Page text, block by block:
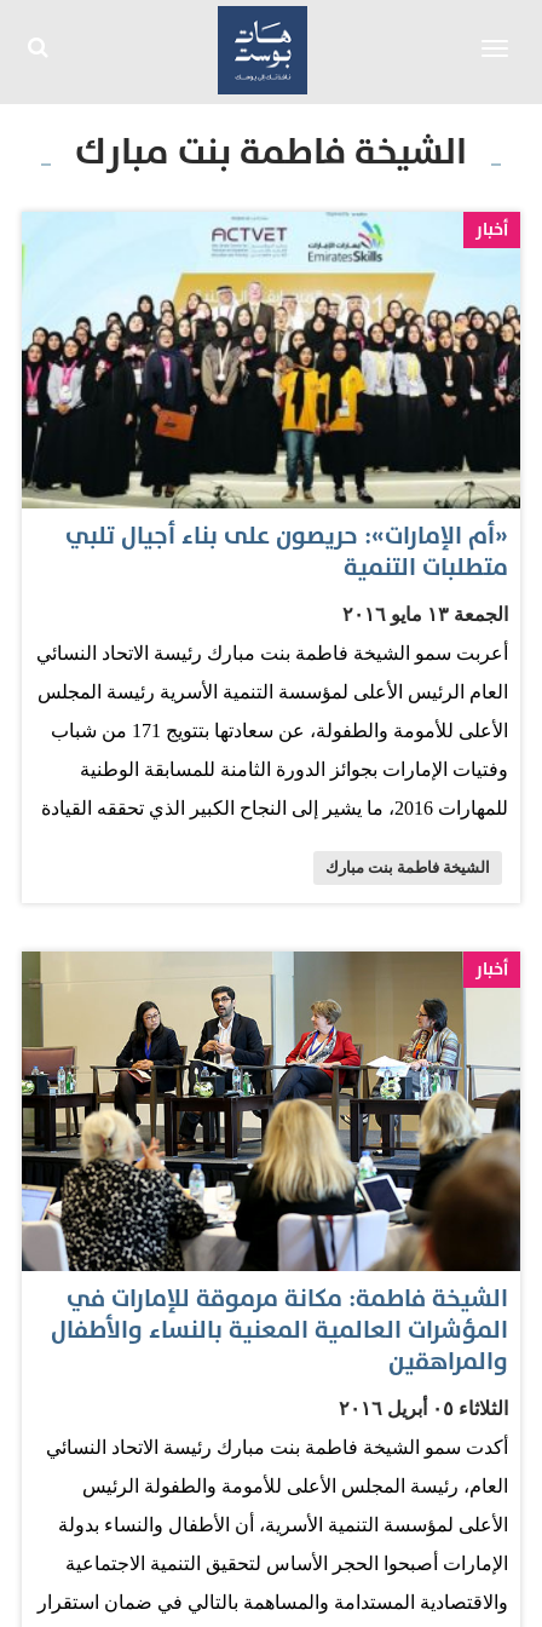
الشيخة فاطمة بنت مبارك
أخبار
«أم الإمارات»: حريصون على بناء أجيال تلبي
متطلبات التنمية
الجمعة ١٣ مايو ٢٠١٦
أعربت سمو الشيخة فاطمة بنت مبارك رئيسة الاتحاد النسائي
العام الرئيس الأعلى لمؤسسة التنمية الأسرية رئيسة المجلس
الأعلى للأمومة والطفولة، عن سعادتها بتتويج 171 من شباب
وفتيات الإمارات بجوائز الدورة الثامنة للمسابقة الوطنية
للمهارات 2016، ما يشير إلى النجاح الكبير الذي تحققه القيادة
خلال الحفل الختامي للدورة الثامنة للمسابقة التي نظمها
المركز في مركز أبوظبي الوطني للمعارض، تحت رعاية
سموها. بدأ الاحتفال بكلمة لسموها ألقتها معالي الدكتورة
ميثاء بنت سالم الشامسي وزيرة دولة، بحضور مبارك
الشامسي مدير عام مركز أبوظبي للتعليم والتدريب التقني
والمهني، والمهندس محمد الحمادي الرئيس التنفيذي
لمؤسسة الإمارات للطاقة النووية وسايمون بارتلي رئيس
مهارات العالم، وعلي المرزوقي رئيس مهارات الإمارات
رئيس اللجنة المنظمة للمسابقة، وعدد من المسؤولين
بالدولة. وقام الجميع بعمل لوحة فنية رائعة أعربوا من خلالها
الشيخة فاطمة بنت مبارك
أخبار
الشيخة فاطمة: مكانة مرموقة للإمارات في
المؤشرات العالمية المعنية بالنساء والأطفال
والمراهقين
الثلاثاء ٠٥ أبريل ٢٠١٦
أكدت سمو الشيخة فاطمة بنت مبارك رئيسة الاتحاد النسائي
العام، رئيسة المجلس الأعلى للأمومة والطفولة الرئيس
الأعلى لمؤسسة التنمية الأسرية، أن الأطفال والنساء بدولة
الإمارات أصبحوا الحجر الأساس لتحقيق التنمية الاجتماعية
والاقتصادية المستدامة والمساهمة بالتالي في ضمان استقرار